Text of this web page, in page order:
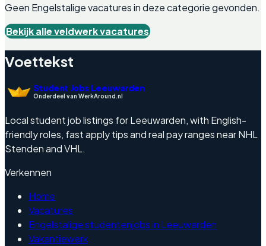
Geen Engelstalige vacatures in deze categorie gevonden.
Bekijk alleveldwerkvacatures
Voettekst
Student Jobs Leeuwarden
Onderdeel van WerkAround.nl
Local student job listings for Leeuwarden, with English-
friendly roles, fast apply tips and real pay ranges near NHL
Stenden and VHL.
Verkennen
Home
Vacatures
Engelstalige studentenjobs in Leeuwarden
Vakantiewerk